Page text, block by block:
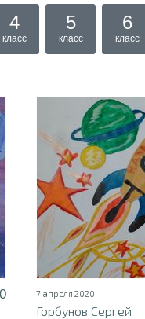
4
класс
5
класс
6
класс
0
7 апреля 2020
Горбунов Сергей